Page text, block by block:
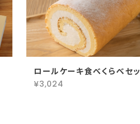
ロールケーキ食べくらべセ
¥3,024